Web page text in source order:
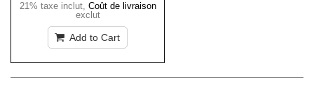
21% taxe inclut, Coût de livraison
exclut
Add to Cart